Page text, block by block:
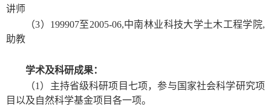
讲师
（3）199907至2005-06,中南林业科技大学土木工程学院,
助教
学术及科研成果：
（1）主持省级科研项目七项，参与国家社会科学研究项
目以及自然科学基金项目各一项。